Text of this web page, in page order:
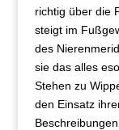
richtig über die
steigt im
des
sie das alles
Stehen zu
den Einsatz
Beschreibungen.